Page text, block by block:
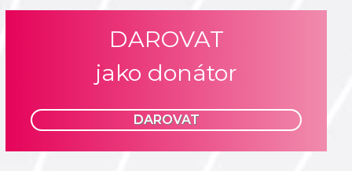
DAROVAT
jako donátor
DAROVAT